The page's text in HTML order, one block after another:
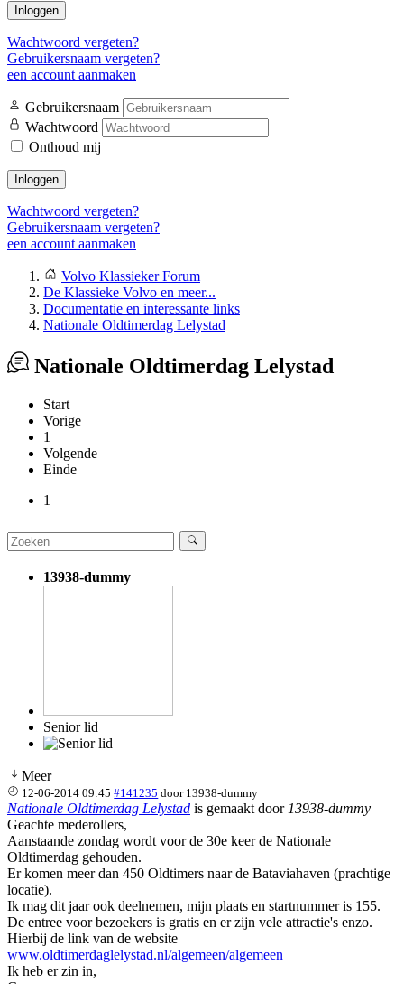
Inloggen
Wachtwoord vergeten?
Gebruikersnaam vergeten?
een account aanmaken
Gebruikersnaam
Wachtwoord
Onthoud mij
Inloggen
Wachtwoord vergeten?
Gebruikersnaam vergeten?
een account aanmaken
Volvo Klassieker Forum
De Klassieke Volvo en meer...
Documentatie en interessante links
Nationale Oldtimerdag Lelystad
Nationale Oldtimerdag Lelystad
Start
Vorige
1
Volgende
Einde
1
13938-dummy
Senior lid
Meer
12-06-2014 09:45 #141235 door 13938-dummy
Nationale Oldtimerdag Lelystad is gemaakt door 13938-dummy
Geachte mederollers,
Aanstaande zondag wordt voor de 30e keer de Nationale
Oldtimerdag gehouden.
Er komen meer dan 450 Oldtimers naar de Bataviahaven (prachtige
locatie).
Ik mag dit jaar ook deelnemen, mijn plaats en startnummer is 155.
De entree voor bezoekers is gratis en er zijn vele attractie's enzo.
Hierbij de link van de website
www.oldtimerdaglelystad.nl/algemeen/algemeen
Ik heb er zin in,